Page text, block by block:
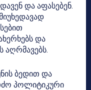
და აფასებენ.
და
ბედით და
პოლიტიკური